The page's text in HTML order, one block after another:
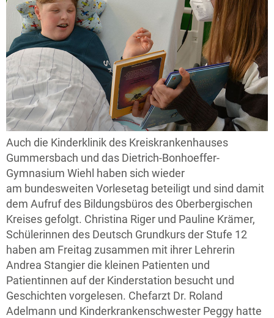
Auch die Kinderklinik des Kreiskrankenhauses
Gummersbach und das Dietrich-Bonhoeffer-
Gymnasium Wiehl haben sich wieder
am bundesweiten Vorlesetag beteiligt und sind damit
dem Aufruf des Bildungsbüros des Oberbergischen
Kreises gefolgt. Christina Riger und Pauline Krämer,
Schülerinnen des Deutsch Grundkurs der Stufe 12
haben am Freitag zusammen mit ihrer Lehrerin
Andrea Stangier die kleinen Patienten und
Patientinnen auf der Kinderstation besucht und
Geschichten vorgelesen. Chefarzt Dr. Roland
Adelmann und Kinderkrankenschwester Peggy hatte